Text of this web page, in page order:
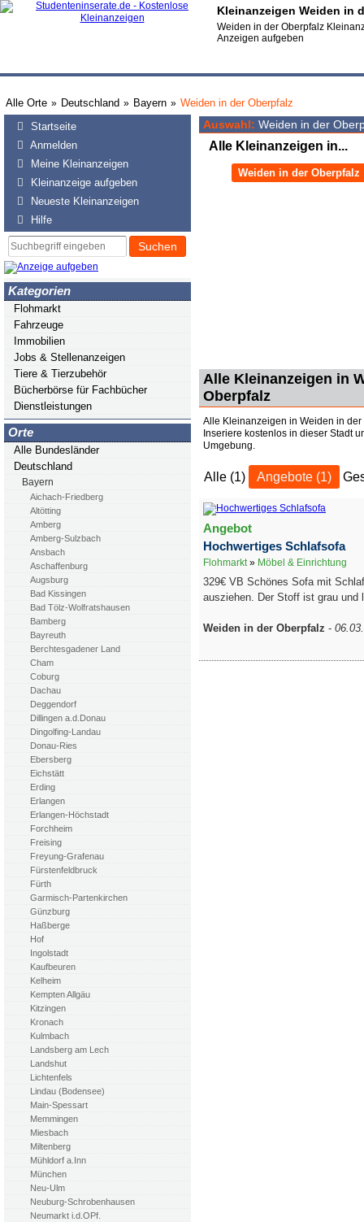
Kleinanzeigen Weiden in
Weiden in der Oberpfalz
Anzeigen aufgeben
Alle Orte » Deutschland » Bayern » Weiden in der Oberpfalz
Startseite
Anmelden
Meine Kleinanzeigen
Kleinanzeige aufgeben
Neueste Kleinanzeigen
Hilfe
Suchen
Kategorien
Flohmarkt
Fahrzeuge
Immobilien
Jobs & Stellenanzeigen
Tiere & Tierzubehör
Bücherbörse für Fachbücher
Dienstleistungen
Orte
Alle Bundesländer
Deutschland
Bayern
Aichach-Friedberg
Altötting
Amberg
Amberg-Sulzbach
Ansbach
Aschaffenburg
Augsburg
Bad Kissingen
Bad Tölz-Wolfratshausen
Bamberg
Bayreuth
Berchtesgadener Land
Cham
Coburg
Dachau
Deggendorf
Dillingen a.d.Donau
Dingolfing-Landau
Donau-Ries
Ebersberg
Eichstätt
Erding
Erlangen
Erlangen-Höchstadt
Forchheim
Freising
Freyung-Grafenau
Fürstenfeldbruck
Fürth
Garmisch-Partenkirchen
Günzburg
Haßberge
Hof
Ingolstadt
Kaufbeuren
Kelheim
Kempten Allgäu
Kitzingen
Kronach
Kulmbach
Landsberg am Lech
Landshut
Lichtenfels
Lindau (Bodensee)
Main-Spessart
Memmingen
Miesbach
Miltenberg
Mühldorf a.Inn
München
Neu-Ulm
Neuburg-Schrobenhausen
Neumarkt i.d.OPf.
Auswahl: Weiden in der
Alle Kleinanzeigen in...
Weiden in der Oberpfalz
Alle Kleinanzeigen in
Oberpfalz
Alle Kleinanzeigen in Weiden in
Inseriere kostenlos in dieser Stadt
Umgebung.
Alle (1) Angebote (1)
Angebot
Hochwertiges Schlafsofa
Flohmarkt » Möbel & Einrichtung
329€ VB Schönes Sofa mit
ausziehen. Der Stoff ist grau und
Weiden in der Oberpfalz -